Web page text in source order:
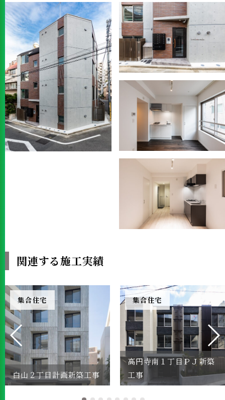
関連する施工実績
集合住宅
白山２丁目計画新築工事
集合住宅
高円寺南１丁目ＰＪ新築
工事